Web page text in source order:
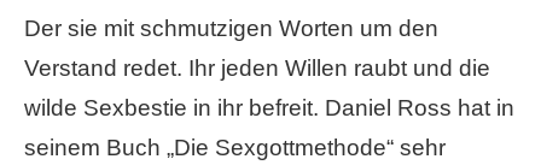
Der sie mit schmutzigen Worten um den
Verstand redet. Ihr jeden Willen raubt und die
wilde Sexbestie in ihr befreit. Daniel Ross hat in
seinem Buch „Die Sexgottmethode“ sehr